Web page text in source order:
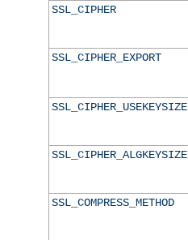
SSL_CIPHER
SSL_CIPHER_EXPORT
SSL_CIPHER_USEKEYSIZE
SSL_CIPHER_ALGKEYSIZE
SSL_COMPRESS_METHOD